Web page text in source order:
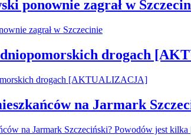
ponownie zagrał w
drogach
na Jarmark